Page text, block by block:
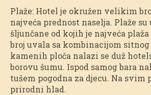
Plaže: Hotel je okružen velikim
najveća prednost naselja. Plaže
šljunčane od kojih je najveća
broj uvala sa kombinacijom
kamenih ploča nalazi se duž
borovu šumu. Ispod samog bara
tušem pogodna za djecu. Na svim
prirodni hlad.